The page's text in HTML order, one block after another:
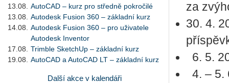
13.08.
AutoCAD – kurz pro středně pokročilé
13.08.
Autodesk Fusion 360 – základní kurz
14.08.
Autodesk Fusion 360 – pro uživatele
Autodesk Inventor
17.08.
Trimble SketchUp – základní kurz
19.08.
AutoCAD a AutoCAD LT – základní kurz
Další akce v kalendáři
za
30. 4.
6. 5.
4. – 5.